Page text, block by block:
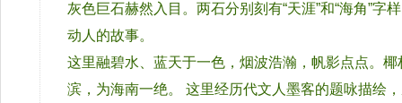
灰色巨石赫然入目。两石分别刻有“天涯”和“海角”字
动人的故事。
这里融碧水、蓝天于一色，烟波浩瀚，帆影点点。椰
滨，为海南一绝。 这里经历代文人墨客的题咏描绘